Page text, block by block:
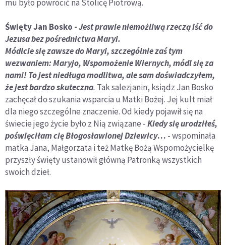
mu było powrócić na Stolicę Piotrową.
Święty Jan Bosko -Jest prawie niemożliwą rzeczą iść do
Jezusa bez pośrednictwa Maryi.
Módlcie się zawsze do Maryi, szczególnie zaś tym
wezwaniem: Maryjo, Wspomożenie Wiernych, módl się za
nami! To jest niedługa modlitwa, ale sam doświadczyłem,
że jest bardzo skuteczna. Tak salezjanin, ksiądz Jan Bosko
zachęcał do szukania wsparcia u Matki Bożej. Jej kult miał
dla niego szczególne znaczenie. Od kiedy pojawił się na
świecie jego życie było z Nią związane -Kiedy się urodziłeś,
poświęciłam cię Błogosławionej Dziewicy… - wspominała
matka Jana, Małgorzata i też Matkę Bożą Wspomożycielkę
przyszły święty ustanowił główną Patronką wszystkich
swoich dzieł.